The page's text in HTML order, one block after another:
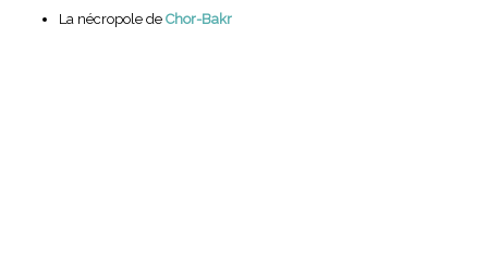
La nécropole de Chor-Bakr